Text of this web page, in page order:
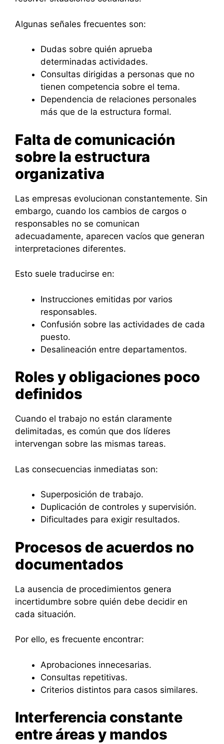
Algunas señales frecuentes son:
Dudas sobre quién aprueba
determinadas actividades.
Consultas dirigidas a personas que no
tienen competencia sobre el tema.
Dependencia de relaciones personales
más que de la estructura formal.
Falta de comunicación
sobre la estructura
organizativa
Las empresas evolucionan constantemente. Sin
embargo, cuando los cambios de cargos o
responsables no se comunican
adecuadamente, aparecen vacíos que generan
interpretaciones diferentes.
Esto suele traducirse en:
Instrucciones emitidas por varios
responsables.
Confusión sobre las actividades de cada
puesto.
Desalineación entre departamentos.
Roles y obligaciones poco
definidos
Cuando el trabajo no están claramente
delimitadas, es común que dos líderes
intervengan sobre las mismas tareas.
Las consecuencias inmediatas son:
Superposición de trabajo.
Duplicación de controles y supervisión.
Dificultades para exigir resultados.
Procesos de acuerdos no
documentados
La ausencia de procedimientos genera
incertidumbre sobre quién debe decidir en
cada situación.
Por ello, es frecuente encontrar:
Aprobaciones innecesarias.
Consultas repetitivas.
Criterios distintos para casos similares.
Interferencia constante
entre áreas y mandos